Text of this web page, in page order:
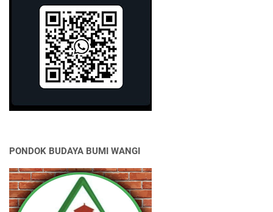
PONDOK BUDAYA BUMI WANGI